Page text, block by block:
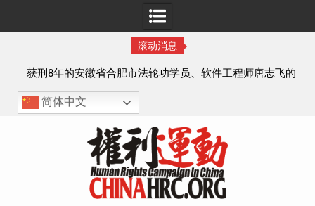
滚动消息
获刑8年的安徽省合肥市法轮功学员、软件工程师唐志飞的
案情及简历
简体中文